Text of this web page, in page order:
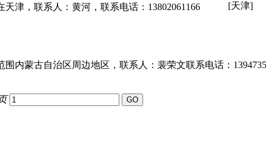
津，联系人：黄河，联系电话：13802061166
[天津]
内蒙古自治区周边地区，联系人：裴荣文联系电话：